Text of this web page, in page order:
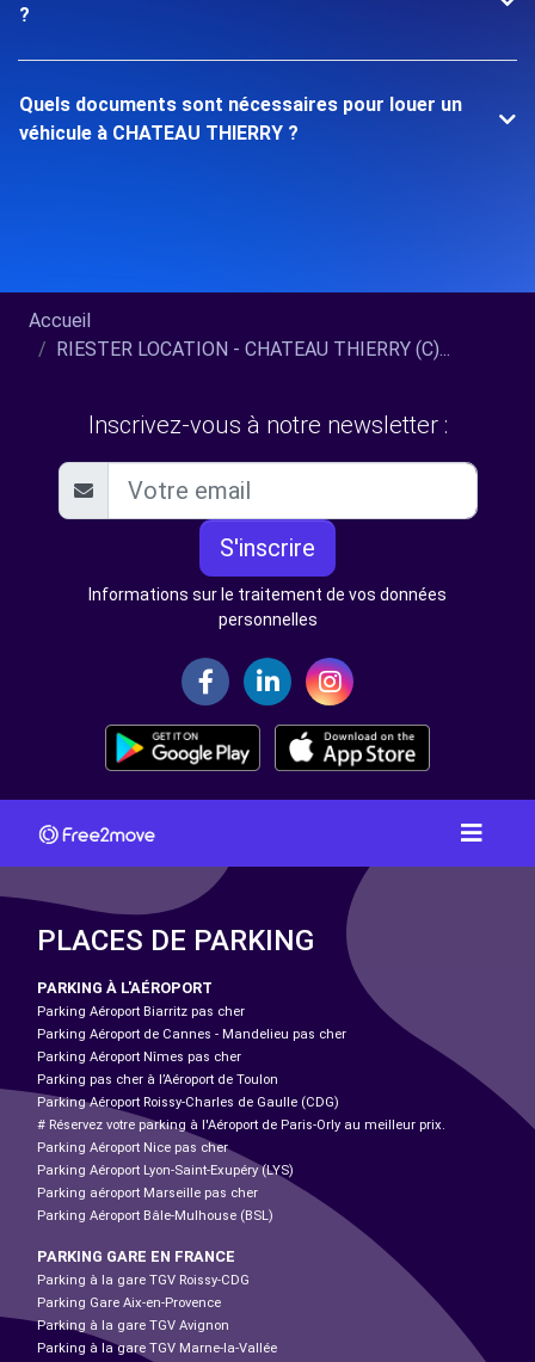
?
Quels documents sont nécessaires pour louer un
véhicule à CHATEAU THIERRY ?
Accueil
RIESTER LOCATION - CHATEAU THIERRY (C)...
Inscrivez-vous à notre newsletter :
S'inscrire
Informations sur le traitement de vos données
personnelles
PLACES DE PARKING
PARKING À L'AÉROPORT
Parking Aéroport Biarritz pas cher
Parking Aéroport de Cannes - Mandelieu pas cher
Parking Aéroport Nîmes pas cher
Parking pas cher à l’Aéroport de Toulon
Parking Aéroport Roissy-Charles de Gaulle (CDG)
# Réservez votre parking à l'Aéroport de Paris-Orly au meilleur prix.
Parking Aéroport Nice pas cher
Parking Aéroport Lyon-Saint-Exupéry (LYS)
Parking aéroport Marseille pas cher
Parking Aéroport Bâle-Mulhouse (BSL)
PARKING GARE EN FRANCE
Parking à la gare TGV Roissy-CDG
Parking Gare Aix-en-Provence
Parking à la gare TGV Avignon
Parking à la gare TGV Marne-la-Vallée